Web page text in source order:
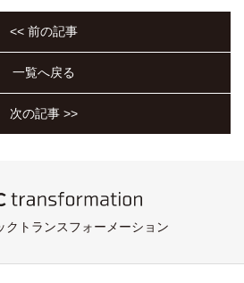
<< 前の記事
一覧へ戻る
次の記事 >>
クトランスフォーメーション